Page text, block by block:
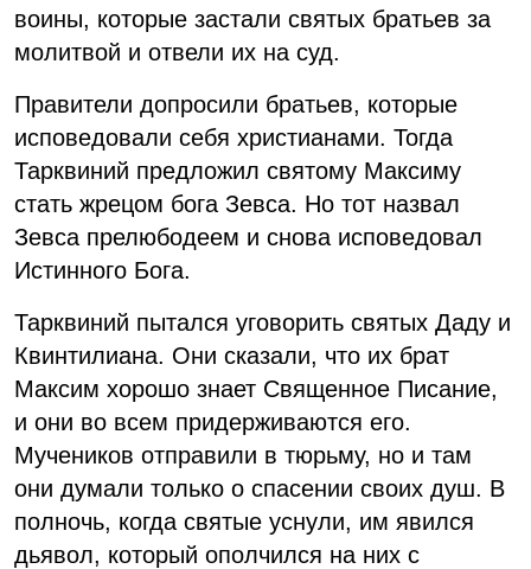
воины, которые застали святых братьев за
молитвой и отвели их на суд.
Правители допросили братьев, которые
исповедовали себя христианами. Тогда
Тарквиний предложил святому Максиму
стать жрецом бога Зевса. Но тот назвал
Зевса прелюбодеем и снова исповедовал
Истинного Бога.
Тарквиний пытался уговорить святых Даду и
Квинтилиана. Они сказали, что их брат
Максим хорошо знает Священное Писание,
и они во всем придерживаются его.
Мучеников отправили в тюрьму, но и там
они думали только о спасении своих душ. В
полночь, когда святые уснули, им явился
дьявол, который ополчился на них с